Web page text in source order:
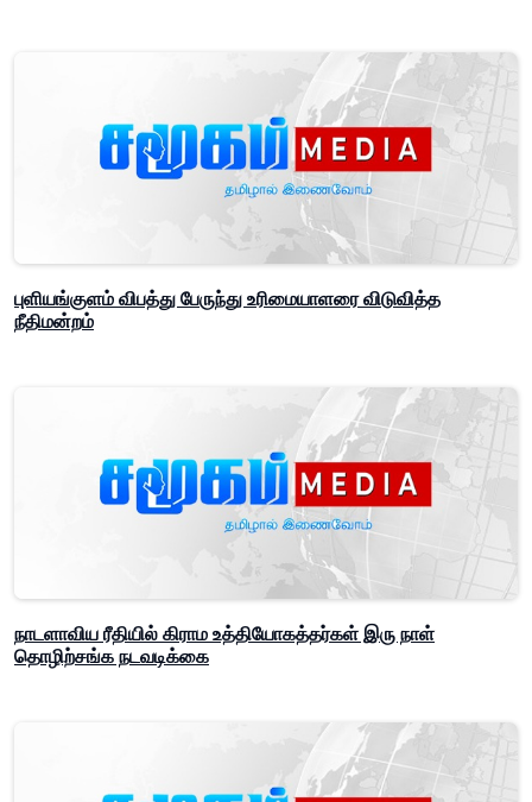
புளியங்குளம் விபத்து பேருந்து உரிமையாளரை விடுவித்த
நீதிமன்றம்
நாடளாவிய ரீதியில் கிராம உத்தியோகத்தர்கள் இரு நாள்
தொழிற்சங்க நடவடிக்கை